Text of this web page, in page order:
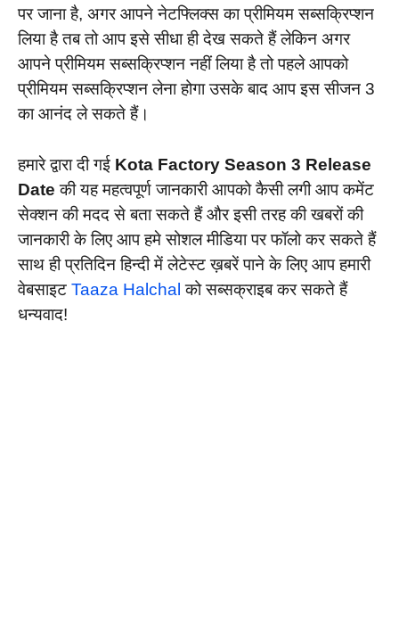
पर जाना है, अगर आपने नेटफ्लिक्स का प्रीमियम सब्सक्रिप्शन
लिया है तब तो आप इसे सीधा ही देख सकते हैं लेकिन अगर
आपने प्रीमियम सब्सक्रिप्शन नहीं लिया है तो पहले आपको
प्रीमियम सब्सक्रिप्शन लेना होगा उसके बाद आप इस सीजन 3
का आनंद ले सकते हैं।
हमारे द्वारा दी गई Kota Factory Season 3 Release
Date की यह महत्वपूर्ण जानकारी आपको कैसी लगी आप कमेंट
सेक्शन की मदद से बता सकते हैं और इसी तरह की खबरों की
जानकारी के लिए आप हमे सोशल मीडिया पर फॉलो कर सकते हैं
साथ ही प्रतिदिन हिन्दी में लेटेस्ट ख़बरें पाने के लिए आप हमारी
वेबसाइट Taaza Halchal को सब्सक्राइब कर सकते हैं
धन्यवाद!